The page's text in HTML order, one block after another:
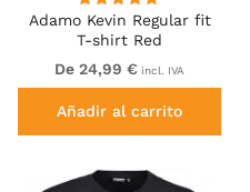
Adamo Kevin Regular fit
T-shirt Red
De 24,99 € incl. IVA
Añadir al carrito